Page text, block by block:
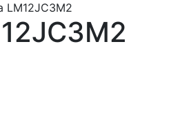
LM12JC3M2